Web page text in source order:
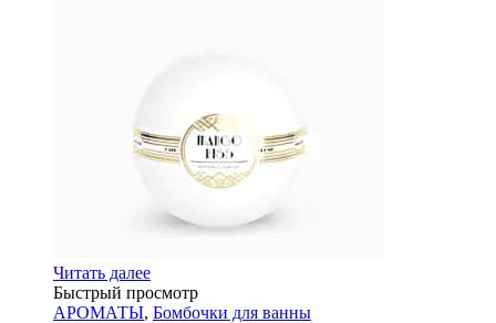
Читать далее
Быстрый просмотр
АРОМАТЫ, Бомбочки для ванны